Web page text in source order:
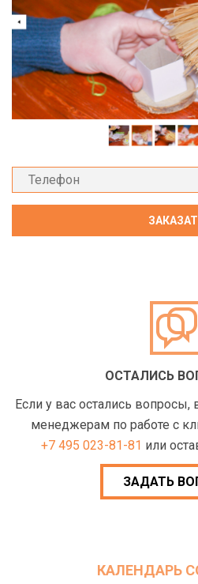
ОСТАЛИСЬ
Если у вас остались
менеджерам по работе с
+7 495 023-81-81 или
ЗАДАТЬ
КАЛЕНДАРЬ